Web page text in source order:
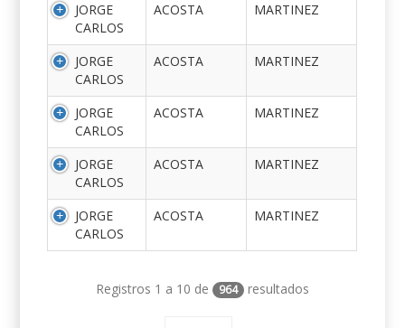
JORGE
CARLOS
ACOSTA MARTINEZ
JORGE
CARLOS
ACOSTA MARTINEZ
JORGE
CARLOS
ACOSTA MARTINEZ
JORGE
CARLOS
ACOSTA MARTINEZ
JORGE
CARLOS
ACOSTA MARTINEZ
Registros 1 a 10 de 964 resultados